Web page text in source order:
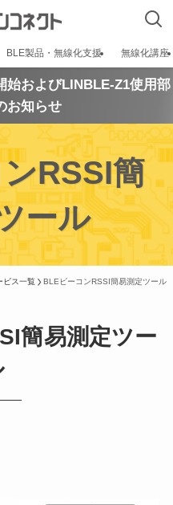
BLE製品・無線化支援 無線化講座
始およびLINBLE-Z1使用部
お知らせ
RSSI簡
ール
ビス一覧 BLEビーコンRSSI簡易測定ツール
簡易測定ツー